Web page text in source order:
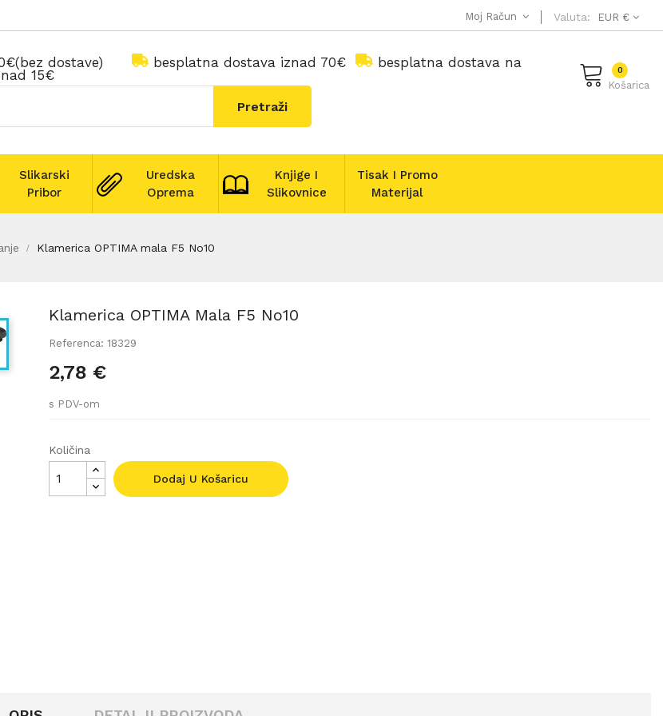
Valuta: EUR €
Moj Račun
Košarica
0
dostave) besplatna dostava iznad 70€
besplatna dostava na
15€
Pretraži
Slikarski
Pribor
Uredska
Oprema
Knjige I
Slikovnice
Tisak I Promo
Materijal
Klamerica OPTIMA mala F5 No10
Klamerica OPTIMA Mala F5 No10
Referenca: 18329
2,78 €
s PDV-om
Količina
Dodaj U Košaricu